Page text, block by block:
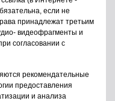
если не
принадлежат третьим
видеофрагменты и
согласовании с
рекомендательные
предоставления
и анализа